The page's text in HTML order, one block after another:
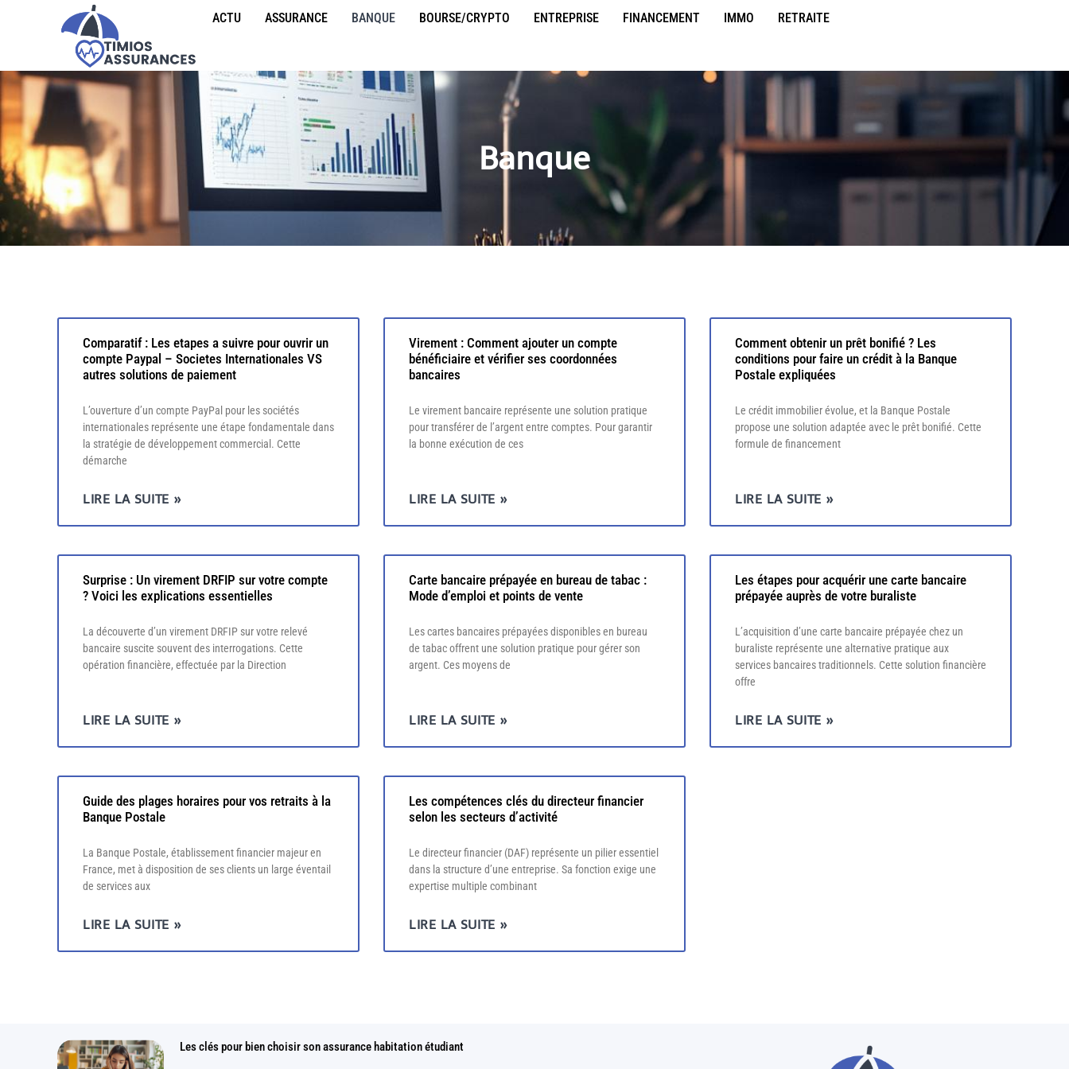
ACTU ASSURANCE BANQUE BOURSE/CRYPTO ENTREPRISE FINANCEMENT IMMO RETRAITE
Banque
Comparatif : Les etapes a suivre pour ouvrir un
compte Paypal – Societes Internationales VS
autres solutions de paiement
L’ouverture d’un compte PayPal pour les sociétés
internationales représente une étape fondamentale dans
la stratégie de développement commercial. Cette
démarche
LIRE LA SUITE »
Virement : Comment ajouter un compte
bénéficiaire et vérifier ses coordonnées
bancaires
Le virement bancaire représente une solution pratique
pour transférer de l’argent entre comptes. Pour garantir
la bonne exécution de ces
LIRE LA SUITE »
Comment obtenir un prêt bonifié ? Les
conditions pour faire un crédit à la Banque
Postale expliquées
Le crédit immobilier évolue, et la Banque Postale
propose une solution adaptée avec le prêt bonifié. Cette
formule de financement
LIRE LA SUITE »
Surprise : Un virement DRFIP sur votre compte
? Voici les explications essentielles
La découverte d’un virement DRFIP sur votre relevé
bancaire suscite souvent des interrogations. Cette
opération financière, effectuée par la Direction
LIRE LA SUITE »
Carte bancaire prépayée en bureau de tabac :
Mode d’emploi et points de vente
Les cartes bancaires prépayées disponibles en bureau
de tabac offrent une solution pratique pour gérer son
argent. Ces moyens de
LIRE LA SUITE »
Les étapes pour acquérir une carte bancaire
prépayée auprès de votre buraliste
L’acquisition d’une carte bancaire prépayée chez un
buraliste représente une alternative pratique aux
services bancaires traditionnels. Cette solution financière
offre
LIRE LA SUITE »
Guide des plages horaires pour vos retraits à la
Banque Postale
La Banque Postale, établissement financier majeur en
France, met à disposition de ses clients un large éventail
de services aux
LIRE LA SUITE »
Les compétences clés du directeur financier
selon les secteurs d’activité
Le directeur financier (DAF) représente un pilier essentiel
dans la structure d’une entreprise. Sa fonction exige une
expertise multiple combinant
LIRE LA SUITE »
Les clés pour bien choisir son assurance habitation étudiant